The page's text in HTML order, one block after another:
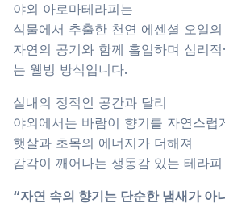
야외 아로마테라피는
식물에서 추출한 천연 에센셜 오일
자연의 공기와 함께 흡입하며 심리
는 웰빙 방식입니다.
실내의 정적인 공간과 달리
야외에서는 바람이 향기를 자연스럽
햇살과 초목의 에너지가 더해져
감각이 깨어나는 생동감 있는 테라
“자연 속의 향기는 단순한 냄새가 아